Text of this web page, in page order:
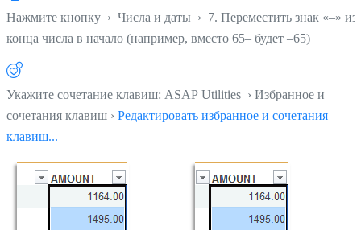
Нажмите кнопку › Числа и даты › 7. Переместить знак «–» из
конца числа в начало (например, вместо 65– будет –65)
Укажите сочетание клавиш: ASAP Utilities › Избранное и
сочетания клавиш › Редактировать избранное и сочетания
клавиш...